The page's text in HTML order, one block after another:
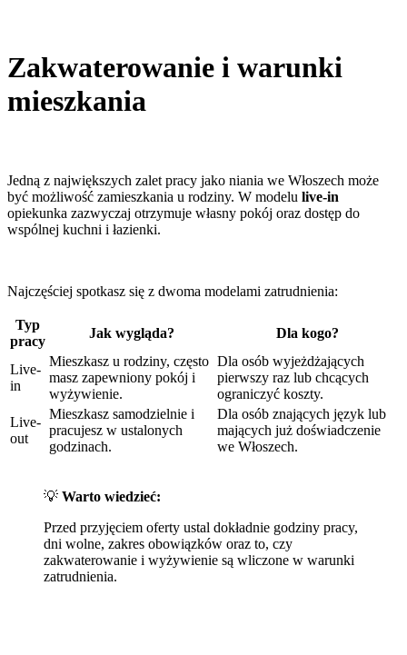
Zakwaterowanie i warunki
mieszkania
Jedną z największych zalet pracy jako niania we Włoszech może
być możliwość zamieszkania u rodziny. W modelu live-in
opiekunka zazwyczaj otrzymuje własny pokój oraz dostęp do
wspólnej kuchni i łazienki.
Najczęściej spotkasz się z dwoma modelami zatrudnienia:
Typ
pracy
Jak wygląda? Dla kogo?
Live-
in
Mieszkasz u rodziny, często
masz zapewniony pokój i
wyżywienie.
Dla osób wyjeżdżających
pierwszy raz lub chcących
ograniczyć koszty.
Live-
out
Mieszkasz samodzielnie i
pracujesz w ustalonych
godzinach.
Dla osób znających język lub
mających już doświadczenie
we Włoszech.
💡 Warto wiedzieć:
Przed przyjęciem oferty ustal dokładnie godziny pracy,
dni wolne, zakres obowiązków oraz to, czy
zakwaterowanie i wyżywienie są wliczone w warunki
zatrudnienia.